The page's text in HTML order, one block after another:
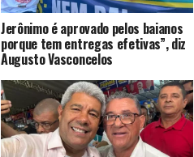
Jerônimo é aprovado pelos baianos
porque tem entregas efetivas”, diz
Augusto Vasconcelos